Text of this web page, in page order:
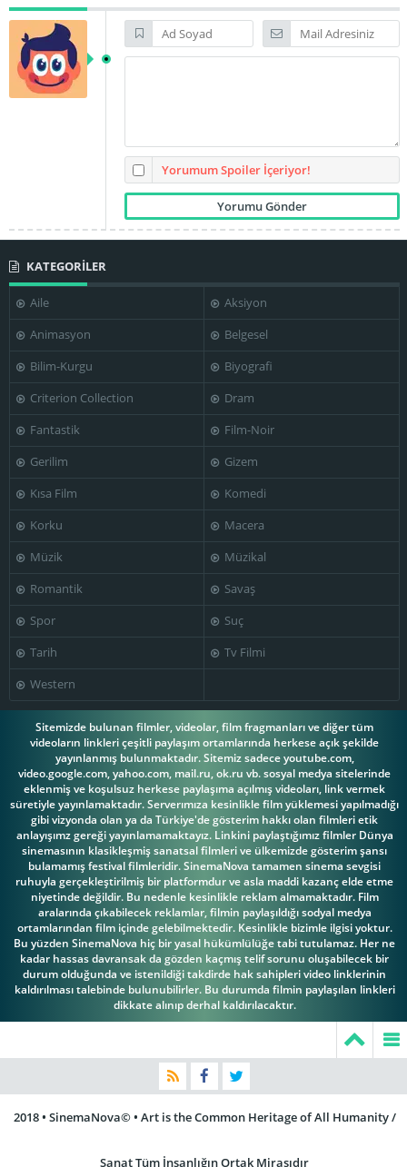
Kyle Soller Lucy Chappell
Miranda
Richardson
Wanda
Opalinska
Aisling Walsh
Yorumum Spoiler İçeriyor!
KATEGORİLER
Aile
Aksiyon
Animasyon
Belgesel
Bilim-Kurgu
Biyografi
Criterion Collection
Dram
Fantastik
Film-Noir
Gerilim
Gizem
Kısa Film
Komedi
Korku
Macera
Müzik
Müzikal
Romantik
Savaş
Spor
Suç
Tarih
Tv Filmi
Western
Sitemizde bulunan filmler, videolar, film fragmanları ve diğer tüm
videoların linkleri çeşitli paylaşım ortamlarında herkese açık şekilde
yayınlanmış bulunmaktadır. Sitemiz sadece youtube.com,
video.google.com, yahoo.com, mail.ru, ok.ru vb. sosyal medya sitelerinde
eklenmiş ve koşulsuz herkese paylaşıma açılmış videoları, link vermek
süretiyle yayınlamaktadır. Serverımıza kesinlikle film yüklemesi yapılmadığı
gibi vizyonda olan ya da Türkiye'de gösterim hakkı olan filmleri etik
anlayışımz gereği yayınlamamaktayız. Linkini paylaştığımız filmler Dünya
sinemasının klasikleşmiş sanatsal filmleri ve ülkemizde gösterim şansı
bulamamış festival filmleridir. SinemaNova tamamen sinema sevgisi
ruhuyla gerçekleştirilmiş bir platformdur ve asla maddi kazanç elde etme
niyetinde değildir. Bu nedenle kesinlikle reklam almamaktadır. Film
aralarında çıkabilecek reklamlar, filmin paylaşıldığı sodyal medya
ortamlarından film içinde gelebilmektedir. Kesinlikle bizimle ilgisi yoktur.
Bu yüzden SinemaNova hiç bir yasal hükümlülüğe tabi tutulamaz. Her ne
kadar hassas davransak da gözden kaçmış telif sorunu oluşabilecek bir
durum olduğunda ve istenildiği takdirde hak sahipleri video linklerinin
kaldırılması talebinde bulunubilirler. Bu durumda filmin paylaşılan linkleri
dikkate alınıp derhal kaldırılacaktır.
2018 • SinemaNova© • Art is the Common Heritage of All Humanity /
Sanat Tüm İnsanlığın Ortak Mirasıdır